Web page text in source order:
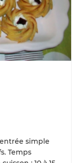
simple
Temps